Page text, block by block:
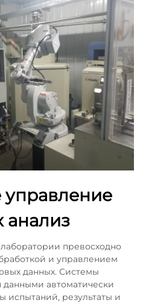
анализ
превосходно
и управлением
данных. Системы
данными автоматически
испытаний, результаты и